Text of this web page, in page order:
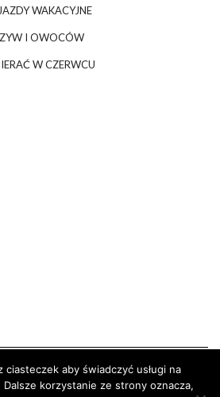
WAKACYJNE
I OWOCÓW
W CZERWCU
ciasteczek aby świadczyć usługi na
korzystanie ze strony oznacza,